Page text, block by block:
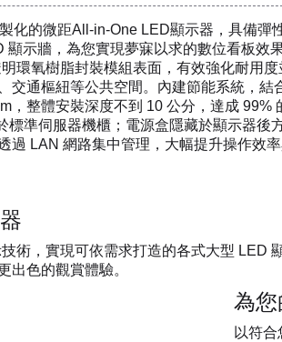
化的微距All-in-One LED顯示器，具備
顯示牆，為您實現夢寐以求的數位看板
環氧樹脂封裝模組表面，有效強化耐用
交通樞紐等公共空間。內建節能系統，
，整體安裝深度不到 10 公分，達成 99%
標準伺服器機櫃；電源盒隱藏於顯示器
LAN 網路集中管理，大幅提升操作效率
術，實現可依需求打造的各式大型 LED
出色的觀賞體驗。
為
以符